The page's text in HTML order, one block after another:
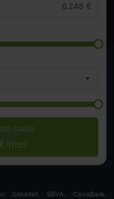
cuota
mes
Sabadell, BBVA, CaixaBank,